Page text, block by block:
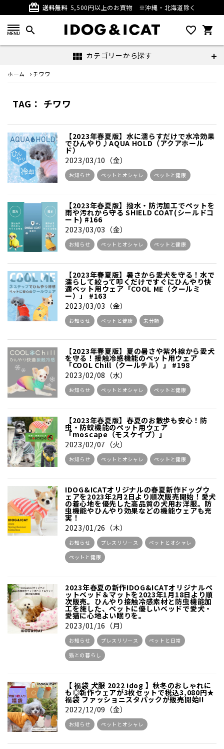
card_giftcard 送料無料 5,500円以上のお買物 ※沖縄・北海道除く
search favorite_outline shopping_cart
view_module カテゴリーから探す
ホーム チワワ
TAG： チワワ
【2023年春夏版】水に濡らすだけで水冷効果
でひんやり♪AQUA HOLD（アクアホール
ド）
2023/03/10（金）
お知らせ ペットとオシャレ ペットと健康
【2023年春夏版】撥水・防汚加工でペットを
雨や汚れから守る SHIELD COAT(シールドコ
ート) #166
2023/03/03（金）
お知らせ ペットとオシャレ ペットと健康
【2023年春夏版】暑さから愛犬を守る！水で
濡らして絞って叩くだけですぐにひんやり快
適ペット用ウェア「COOL ME（クールミ
ー）」 #163
2023/03/03（金）
お知らせ ペットと健康 未分類
【2023年春夏版】夏の暑さや紫外線から愛犬
を守る！接触冷感機能のペット用ウェア
「COOL Chill（クールチル）」 #198
2023/02/08（水）
お知らせ ペットとオシャレ ペットと健康
【2023年春夏版】春夏のお散歩も安心！防
虫・防蚊機能のペット用ウェア
「moscape（モスケイプ）」
2023/02/07（火）
お知らせ ペットとオシャレ ペットと健康
IDOG&ICATオリジナルの春夏新作ドッグウ
ェアを2023年2月2日より順次販売開始！愛犬
の着心地を優先した高品質の犬用お洋服。防
虫機能やひんやり効果などの機能ウェアも充
実！
2023/01/26（木）
お知らせ プレスリリース
ペットとオシャレ
ペットと健康
2023年春夏の新作IDOG&ICATオリジナルペ
ットベッド＆マットを2023年1月18日より順
次販売。ひんやり接触冷感素材と防虫機能加
工を施した、ペットに優しいベッドで愛犬・
愛猫に心地よい眠りを。
2023/01/16（月）
お知らせ プレスリリース
ペットと日常
猫との暮らし
【 福袋 犬服 2022 idog 】秋冬のおしゃれに
も◎新作ウェアが3枚セットで税込3,080円★
福袋 ファッショニスタパックが販売開始!!
2022/12/09（金）
お知らせ ペットとオシャレ